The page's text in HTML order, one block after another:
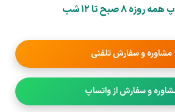
صبح تا 12 شب
و سفارش تلفنی
و سفارش از واتساپ